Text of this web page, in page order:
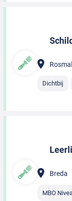
Dichtbij
Breda
MBO